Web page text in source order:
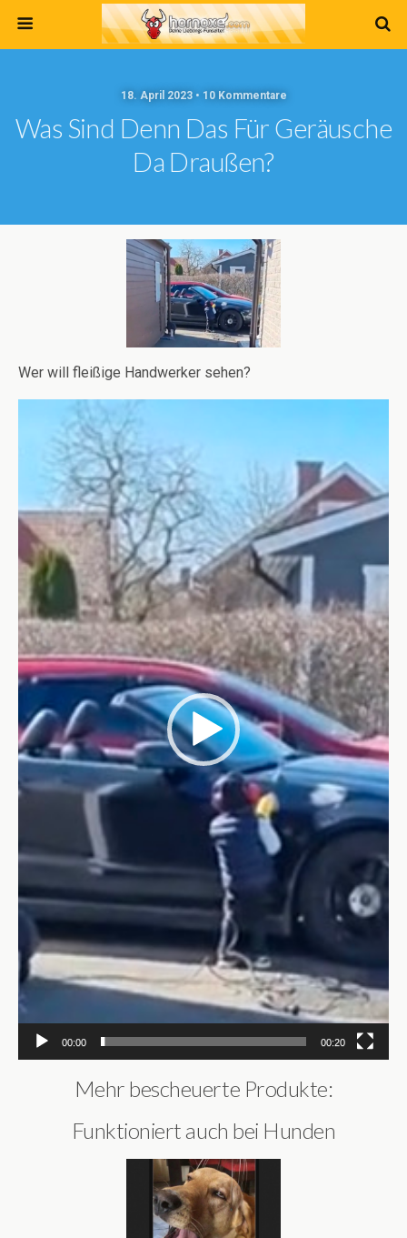
18. April 2023 • 10 Kommentare
Was Sind Denn Das Für Geräusche
Da Draußen?
Wer will fleißige Handwerker sehen?
00:00 00:20
Mehr bescheuerte Produkte:
Funktioniert auch bei Hunden